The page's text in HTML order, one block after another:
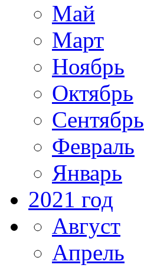
Май
Март
Ноябрь
Октябрь
Сентябрь
Февраль
Январь
2021 год
Август
Апрель